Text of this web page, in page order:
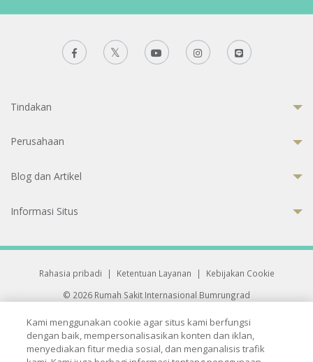
Tindakan
Perusahaan
Blog dan Artikel
Informasi Situs
Rahasia pribadi | Ketentuan Layanan |
Kebijakan Cookie
© 2026 Rumah Sakit Internasional Bumrungrad
33 Sukhumvit 3, Wattana, Bangkok 10110 Thailand.
All rights reserved.
Kami menggunakan cookie agar situs kami berfungsi
dengan baik, mempersonalisasikan konten dan iklan,
menyediakan fitur media sosial, dan menganalisis trafik